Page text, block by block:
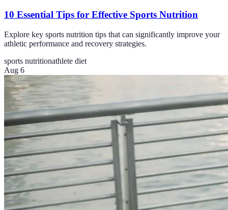
10 Essential Tips for Effective Sports Nutrition
Explore key sports nutrition tips that can significantly improve your
athletic performance and recovery strategies.
sports nutritionathlete diet
Aug 6